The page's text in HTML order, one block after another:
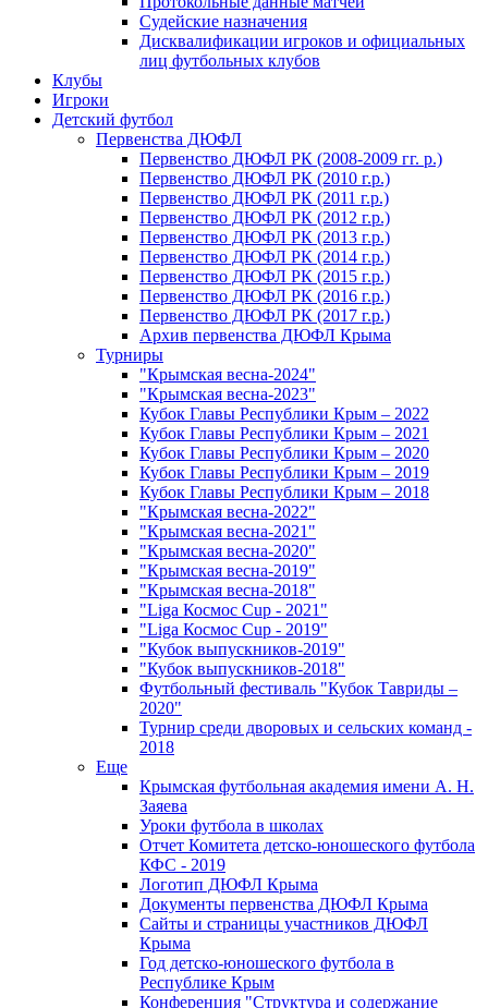
Судейские назначения
Дисквалификации игроков и официальных
лиц футбольных клубов
Клубы
Игроки
Детский футбол
Первенства ДЮФЛ
Первенство ДЮФЛ РК (2008-2009 гг. р.)
Первенство ДЮФЛ РК (2010 г.р.)
Первенство ДЮФЛ РК (2011 г.р.)
Первенство ДЮФЛ РК (2012 г.р.)
Первенство ДЮФЛ РК (2013 г.р.)
Первенство ДЮФЛ РК (2014 г.р.)
Первенство ДЮФЛ РК (2015 г.р.)
Первенство ДЮФЛ РК (2016 г.р.)
Первенство ДЮФЛ РК (2017 г.р.)
Архив первенства ДЮФЛ Крыма
Турниры
"Крымская весна-2024"
"Крымская весна-2023"
Кубок Главы Республики Крым – 2022
Кубок Главы Республики Крым – 2021
Кубок Главы Республики Крым – 2020
Кубок Главы Республики Крым – 2019
Кубок Главы Республики Крым – 2018
"Крымская весна-2022"
"Крымская весна-2021"
"Крымская весна-2020"
"Крымская весна-2019"
"Крымская весна-2018"
"Liga Космос Cup - 2021"
"Liga Космос Cup - 2019"
"Кубок выпускников-2019"
"Кубок выпускников-2018"
Футбольный фестиваль "Кубок Тавриды –
2020"
Турнир среди дворовых и сельских команд -
2018
Еще
Крымская футбольная академия имени А. Н.
Заяева
Уроки футбола в школах
Отчет Комитета детско-юношеского футбола
КФС - 2019
Логотип ДЮФЛ Крыма
Документы первенства ДЮФЛ Крыма
Сайты и страницы участников ДЮФЛ
Крыма
Год детско-юношеского футбола в
Республике Крым
Конференция "Структура и содержание